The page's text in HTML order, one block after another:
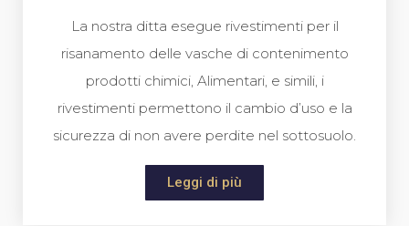
La nostra ditta esegue rivestimenti per il
risanamento delle vasche di contenimento
prodotti chimici, Alimentari, e simili, i
rivestimenti permettono il cambio d’uso e la
sicurezza di non avere perdite nel sottosuolo.
Leggi di più